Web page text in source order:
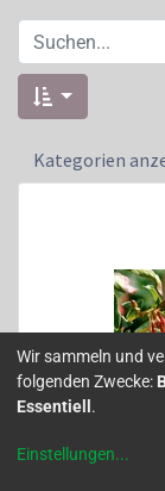
Kategorien
Wir sammeln und
folgenden Zwecke:
Essentiell .
Einstellungen...